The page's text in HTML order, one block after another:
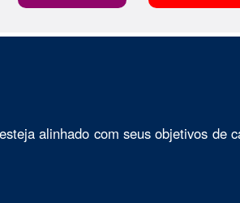
alinhado com seus objetivos de